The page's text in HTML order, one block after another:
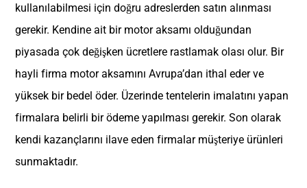
kullanılabilmesi için doğru adreslerden satın alınması
gerekir. Kendine ait bir motor aksamı olduğundan
piyasada çok değişken ücretlere rastlamak olası olur. Bir
hayli firma motor aksamını Avrupa’dan ithal eder ve
yüksek bir bedel öder. Üzerinde tentelerin imalatını yapan
firmalara belirli bir ödeme yapılması gerekir. Son olarak
kendi kazançlarını ilave eden firmalar müşteriye ürünleri
sunmaktadır.